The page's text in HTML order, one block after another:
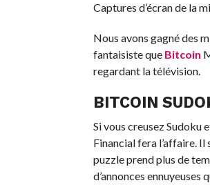
Captures d’écran de la
Nous avons gagné des
fantaisiste que Bitcoin
regardant la télévision.
BITCOIN
Si vous creusez Sudoku
Financial fera l’affaire.
puzzle prend plus de
d’annonces ennuyeuses